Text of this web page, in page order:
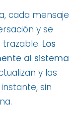
cada mensaje
y se
Los
al sistema
y las
sin